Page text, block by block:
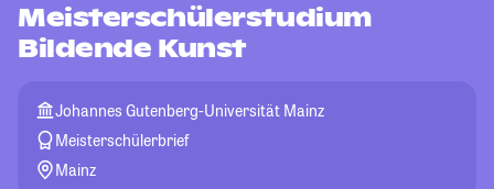
Meisterschülerstudium
Bildende Kunst
Johannes Gutenberg-Universität Mainz
Meisterschülerbrief
Mainz